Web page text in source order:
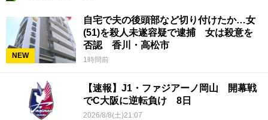
NEW
自宅で夫の後頭部など切り付けたか…女
(51)を殺人未遂容疑で逮捕 女は殺意を
否認 香川・高松市
1時間前
【速報】J1・ファジアーノ岡山 開幕戦
でC大阪に逆転負け 8日
2026/8/8(土)21:07